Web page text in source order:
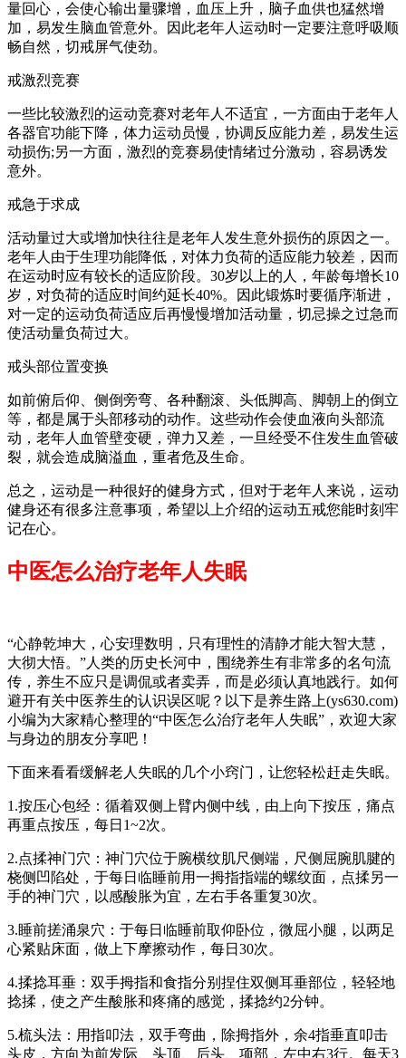
量回心，会使心输出量骤增，血压上升，脑子血供也猛然增
加，易发生脑血管意外。因此老年人运动时一定要注意呼吸顺
畅自然，切戒屏气使劲。
戒激烈竞赛
一些比较激烈的运动竞赛对老年人不适宜，一方面由于老年人
各器官功能下降，体力运动员慢，协调反应能力差，易发生运
动损伤;另一方面，激烈的竞赛易使情绪过分激动，容易诱发
意外。
戒急于求成
活动量过大或增加快往往是老年人发生意外损伤的原因之一。
老年人由于生理功能降低，对体力负荷的适应能力较差，因而
在运动时应有较长的适应阶段。30岁以上的人，年龄每增长10
岁，对负荷的适应时间约延长40%。因此锻炼时要循序渐进，
对一定的运动负荷适应后再慢慢增加活动量，切忌操之过急而
使活动量负荷过大。
戒头部位置变换
如前俯后仰、侧倒旁弯、各种翻滚、头低脚高、脚朝上的倒立
等，都是属于头部移动的动作。这些动作会使血液向头部流
动，老年人血管壁变硬，弹力又差，一旦经受不住发生血管破
裂，就会造成脑溢血，重者危及生命。
总之，运动是一种很好的健身方式，但对于老年人来说，运动
健身还有很多注意事项，希望以上介绍的运动五戒您能时刻牢
记在心。
中医怎么治疗老年人失眠
“心静乾坤大，心安理数明，只有理性的清静才能大智大慧，
大彻大悟。”人类的历史长河中，围绕养生有非常多的名句流
传，养生不应只是调侃或者卖弄，而是必须认真地践行。如何
避开有关中医养生的认识误区呢？以下是养生路上(ys630.com)
小编为大家精心整理的“中医怎么治疗老年人失眠”，欢迎大家
与身边的朋友分享吧！
下面来看看缓解老人失眠的几个小窍门，让您轻松赶走失眠。
1.按压心包经：循着双侧上臂内侧中线，由上向下按压，痛点
再重点按压，每日1~2次。
2.点揉神门穴：神门穴位于腕横纹肌尺侧端，尺侧屈腕肌腱的
桡侧凹陷处，于每日临睡前用一拇指指端的螺纹面，点揉另一
手的神门穴，以感酸胀为宜，左右手各重复30次。
3.睡前搓涌泉穴：于每日临睡前取仰卧位，微屈小腿，以两足
心紧贴床面，做上下摩擦动作，每日30次。
4.揉捻耳垂：双手拇指和食指分别捏住双侧耳垂部位，轻轻地
捻揉，使之产生酸胀和疼痛的感觉，揉捻约2分钟。
5.梳头法：用指叩法，双手弯曲，除拇指外，余4指垂直叩击
头皮，方向为前发际、头顶、后头、项部，左中右3行。每天3